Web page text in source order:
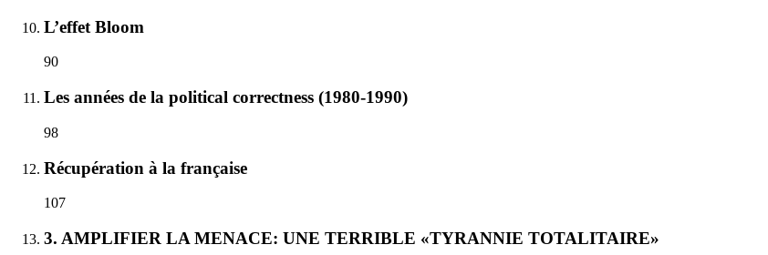
L’effet Bloom
90
Les années de la political correctness (1980-1990)
98
Récupération à la française
107
3. AMPLIFIER LA MENACE: UNE TERRIBLE «TYRANNIE TOTALITAIRE»